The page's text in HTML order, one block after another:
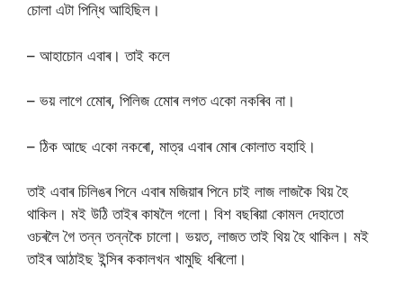
চোলা এটা পিন্ধি আহিছিল।
– আহাচোন এবাৰ। তাই কলে
– ভয় লাগে মোেৰ, পিলিজ মোেৰ লগত একো নকৰিব না।
– ঠিক আছে একো নকৰো, মাত্র এবাৰ মোৰ কোলাত বহাহি।
তাই এবাৰ চিলিঙৰ পিনে এবাৰ মজিয়াৰ পিনে চাই লাজ লাজকৈ থিয় হৈ
থাকিল। মই উঠি তাইৰ কাষলৈ গলো। বিশ বছৰিয়া কোমল দেহাতো
ওচৰলৈ গৈ তন্ন তন্নকৈ চালো। ভয়ত, লাজত তাই থিয় হৈ থাকিল। মই
তাইৰ আঠাইছ ইন্সিৰ ককালখন খামুছি ধৰিলো।